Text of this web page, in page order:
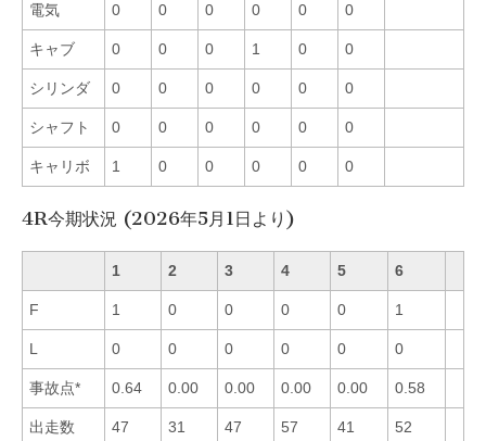
電気 0 0 0 0 0 0
キャブ 0 0 0 1 0 0
シリンダ 0 0 0 0 0 0
シャフト 0 0 0 0 0 0
キャリボ 1 0 0 0 0 0
4R今期状況 (2026年5月1日より)
1 2 3 4 5 6
F 1 0 0 0 0 1
L 0 0 0 0 0 0
事故点* 0.64 0.00 0.00 0.00 0.00 0.58
出走数 47 31 47 57 41 52